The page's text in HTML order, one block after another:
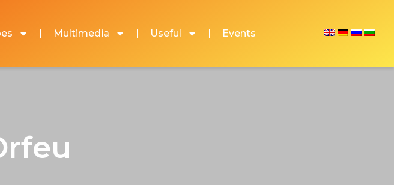
Multimedia Useful Events